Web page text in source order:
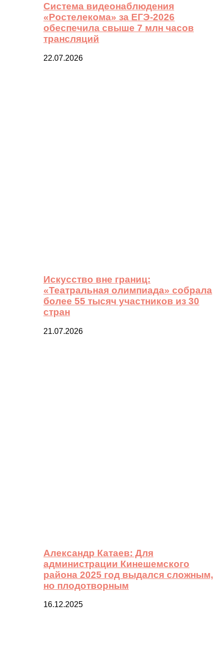
Система видеонаблюдения
«Ростелекома» за ЕГЭ-2026
обеспечила свыше 7 млн часов
трансляций
22.07.2026
Искусство вне границ:
«Театральная олимпиада» собрала
более 55 тысяч участников из 30
стран
21.07.2026
Александр Катаев: Для
администрации Кинешемского
района 2025 год выдался сложным,
но плодотворным
16.12.2025